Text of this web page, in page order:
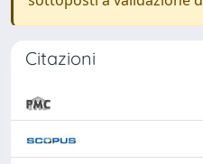
Citazioni